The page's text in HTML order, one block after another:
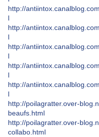
http://
l
http://
l
http://
l
http://
l
http://
l
http://poilagratter.over-
beaufs.html
http://poilagratter.over-
collabo.html